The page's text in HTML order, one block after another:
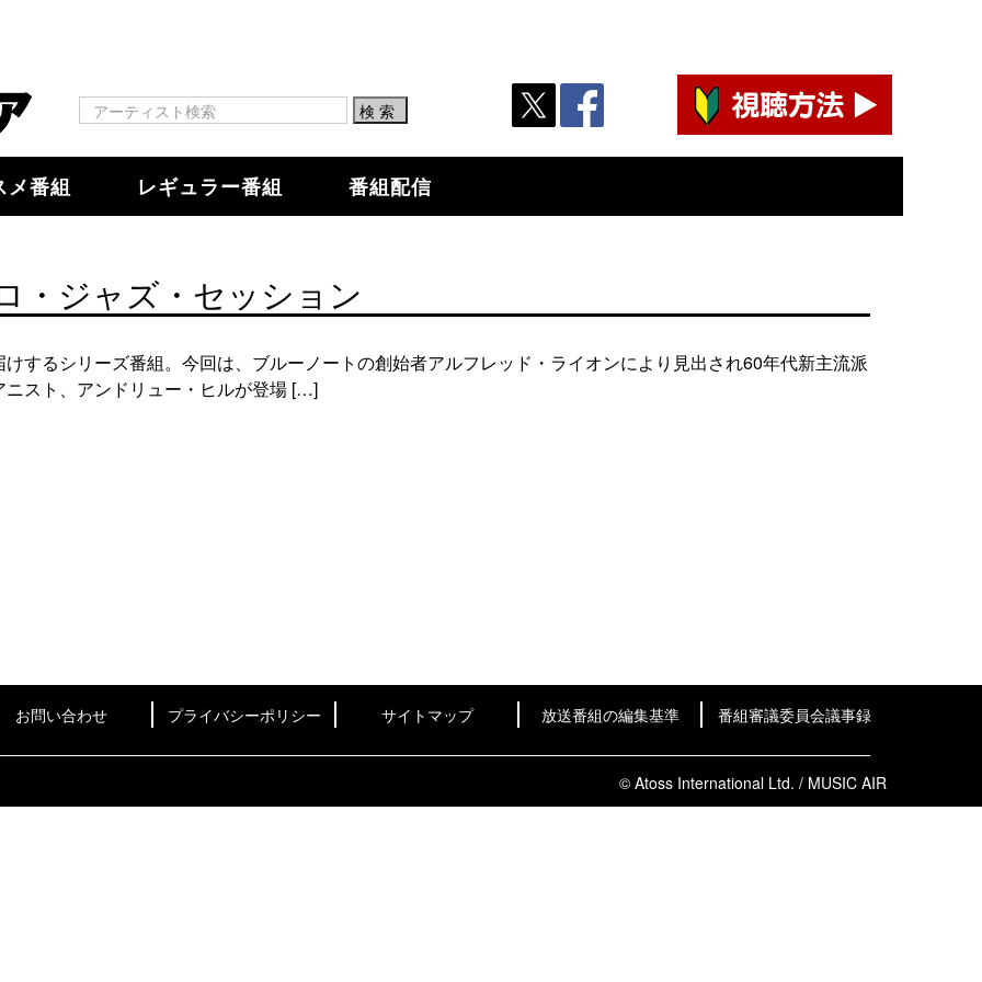
メ番組 レギュラー番組 番組配信
・ジャズ・セッション
するシリーズ番組。今回は、ブルーノートの創始者アルフレッド・ライオンにより見出され60年代新主流派
スト、アンドリュー・ヒルが登場 […]
お問い合わせ プライバシーポリシー サイトマップ 放送番組の編集基準 番組審議委員会議事録
© Atoss International Ltd. / MUSIC AIR